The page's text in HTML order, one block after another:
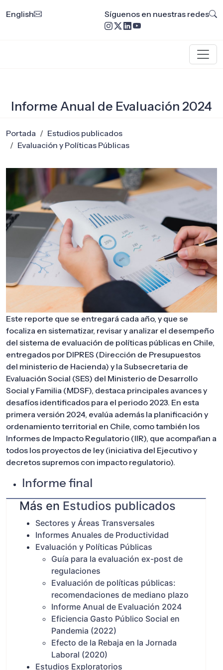
English Síguenos en nuestras redes
Informe Anual de Evaluación 2024
Portada
Estudios publicados
Evaluación y Políticas Públicas
Este reporte que se entregará cada año, y que se
focaliza en sistematizar, revisar y analizar el desempeño
del sistema de evaluación de políticas públicas en Chile,
entregados por DIPRES (Dirección de Presupuestos
del ministerio de Hacienda) y la Subsecretaria de
Evaluación Social (SES) del Ministerio de Desarrollo
Social y Familia (MDSF), destaca principales avances y
desafíos identificados para el periodo 2023. En esta
primera versión 2024, evalúa además la planificación y
ordenamiento territorial en Chile, como también los
Informes de Impacto Regulatorio (IIR), que acompañan a
todos los proyectos de ley (iniciativa del Ejecutivo y
decretossupremos con impacto regulatorio).
Informe final
Más en Estudios publicados
Sectores y Áreas Transversales
Informes Anuales de Productividad
Evaluación y Políticas Públicas
Guía para la evaluación ex-post de
regulaciones
Evaluación de políticas públicas:
recomendaciones de mediano plazo
Informe Anual de Evaluación 2024
Eficiencia Gasto Público Social en
Pandemia (2022)
Efecto de la Rebaja en la Jornada
Laboral (2020)
Estudios Exploratorios